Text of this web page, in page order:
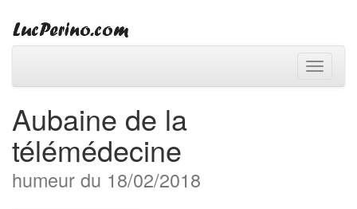
Toggle
Aubaine de la
télémédecine
humeur du 18/02/2018